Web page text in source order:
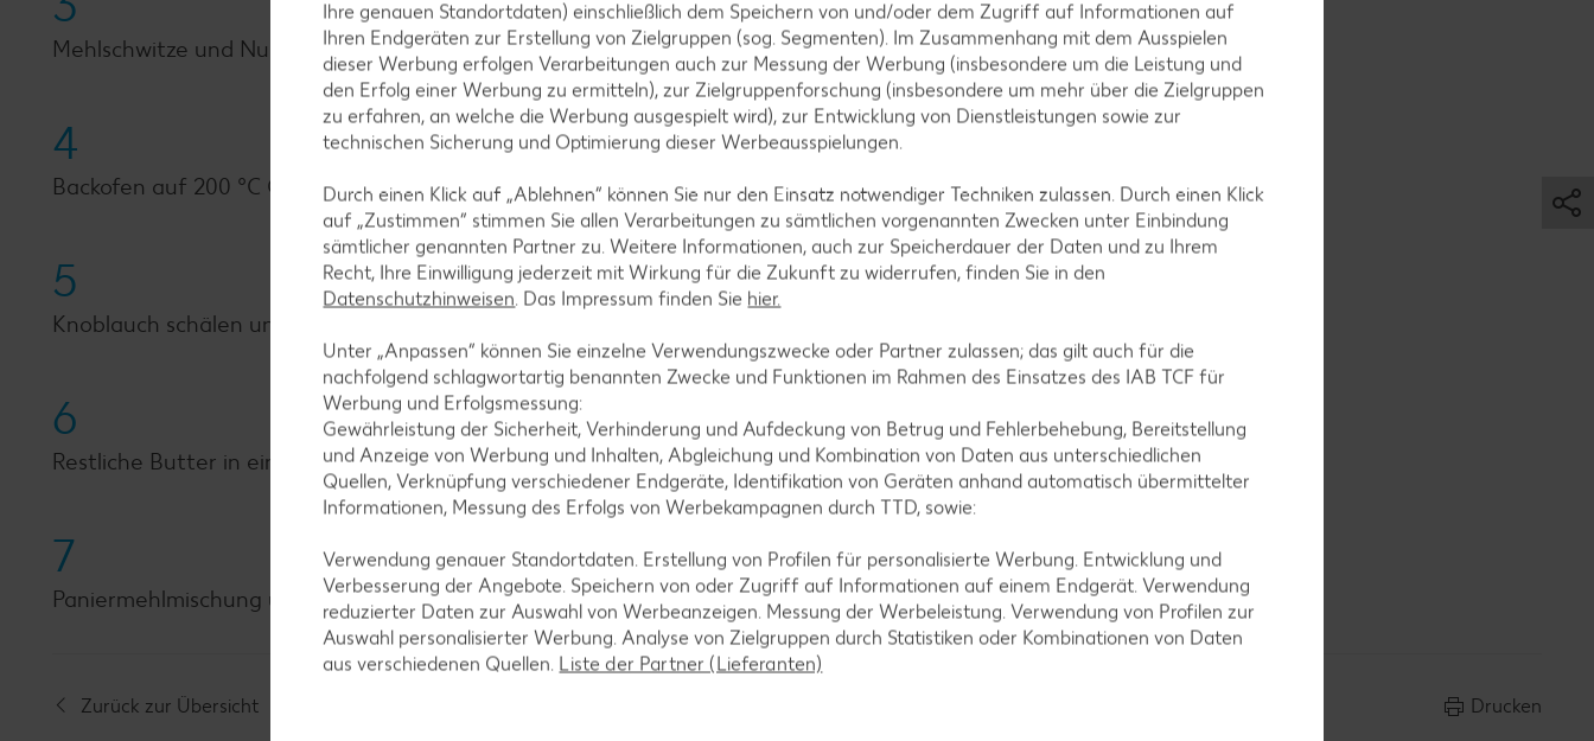
Mehlschwitze und Nudeln in einer Auflaufform vermischen.
4
Backofen auf 200 °C Ober-/Unterhitze vorheizen.
5
Knoblauch schälen und zerdrücken.
6
Restliche Butter in einer Pfanne schmelzen, Paniermehl darin anbräunen und Knoblauch zufügen.
7
Paniermehlmischung über die Nudeln geben und Mac and Cheese für circa 30 Minuten in den Ofen geben.
Zurück zur Übersicht Drucken
Ihre genauen Standortdaten) einschließlich dem Speichern von und/oder dem Zugriff auf Informationen auf
Ihren Endgeräten zur Erstellung von Zielgruppen (sog. Segmenten). Im Zusammenhang mit dem Ausspielen
dieser Werbung erfolgen Verarbeitungen auch zur Messung der Werbung (insbesondere um die Leistung und
den Erfolg einer Werbung zu ermitteln), zur Zielgruppenforschung (insbesondere um mehr über die Zielgruppen
zu erfahren, an welche die Werbung ausgespielt wird), zur Entwicklung von Dienstleistungen sowie zur
technischen Sicherung und Optimierung dieser Werbeausspielungen.
Durch einen Klick auf „Ablehnen“ können Sie nur den Einsatz notwendiger Techniken zulassen. Durch einen Klick
auf „Zustimmen“ stimmen Sie allen Verarbeitungen zu sämtlichen vorgenannten Zwecken unter Einbindung
sämtlicher genannten Partner zu. Weitere Informationen, auch zur Speicherdauer der Daten und zu Ihrem
Recht, Ihre Einwilligung jederzeit mit Wirkung für die Zukunft zu widerrufen, finden Sie in den
Datenschutzhinweisen. Das Impressum finden Sie hier.
Unter „Anpassen“ können Sie einzelne Verwendungszwecke oder Partner zulassen; das gilt auch für die
nachfolgend schlagwortartig benannten Zwecke und Funktionen im Rahmen des Einsatzes des IAB TCF für
Werbung und Erfolgsmessung:
Gewährleistung der Sicherheit, Verhinderung und Aufdeckung von Betrug und Fehlerbehebung, Bereitstellung
und Anzeige von Werbung und Inhalten, Abgleichung und Kombination von Daten aus unterschiedlichen
Quellen, Verknüpfung verschiedener Endgeräte, Identifikation von Geräten anhand automatisch übermittelter
Informationen, Messung des Erfolgs von Werbekampagnen durch TTD, sowie:
Verwendung genauer Standortdaten. Erstellung von Profilen für personalisierte Werbung. Entwicklung und
Verbesserung der Angebote. Speichern von oder Zugriff auf Informationen auf einem Endgerät. Verwendung
reduzierter Daten zur Auswahl von Werbeanzeigen. Messung der Werbeleistung. Verwendung von Profilen zur
Auswahl personalisierter Werbung. Analyse von Zielgruppen durch Statistiken oder Kombinationen von Daten
aus verschiedenen Quellen. Liste der Partner (Lieferanten)